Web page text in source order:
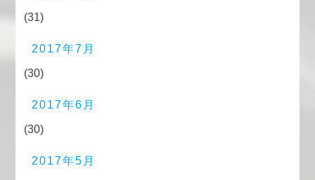
(31)
2017年7月
(30)
2017年6月
(30)
2017年5月